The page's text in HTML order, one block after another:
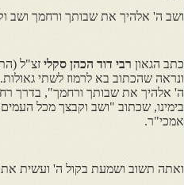
ושב ה' אלהיך את שבותך ורחמך ושב
כתב הגאון רבי דוד הכהן סקלי זצ"ל
ונראה שהכתוב בא לרמוז לשתי
ה' אלהיך את שבותך ורחמך", בדרך
בימינו, שכתוב "ושב וקבצך מכל
אמכי"ר.
ואתה תשוב ושמעת בקול ה' ועשית את